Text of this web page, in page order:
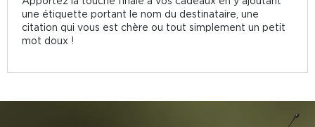
une étiquette portant le nom du destinataire, une
citation qui vous est chère ou tout simplement un petit
mot doux !